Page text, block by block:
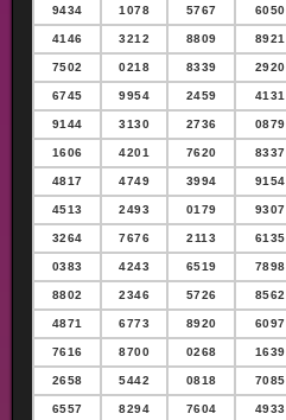
9434 1078 5767 6050
4146 3212 8809 8921
7502 0218 8339 2920
6745 9954 2459 4131
9144 3130 2736 0879
1606 4201 7620 8337
4817 4749 3994 9154
4513 2493 0179 9307
3264 7676 2113 6135
0383 4243 6519 7898
8802 2346 5726 8562
4871 6773 8920 6097
7616 8700 0268 1639
2658 5442 0818 7085
6557 8294 7604 4933